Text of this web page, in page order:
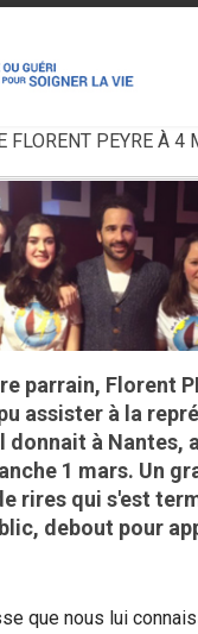
FLORENT PEYRE À 4
parrain, Florent
assister à la
donnait à Nantes,
1 mars. Un
rires qui s'est
debout pour
que nous lui